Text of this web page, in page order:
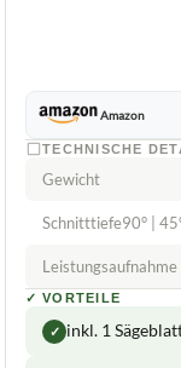
Amazon
TECHNISCHE
Gewicht
Schnitttiefe90° |
Leistungsaufnahme
✓ VORTEILE
✓ inkl. 1